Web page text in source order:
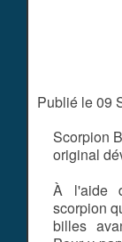
Publié le 09
Scorpion
original
À l'aide
scorpion
billes